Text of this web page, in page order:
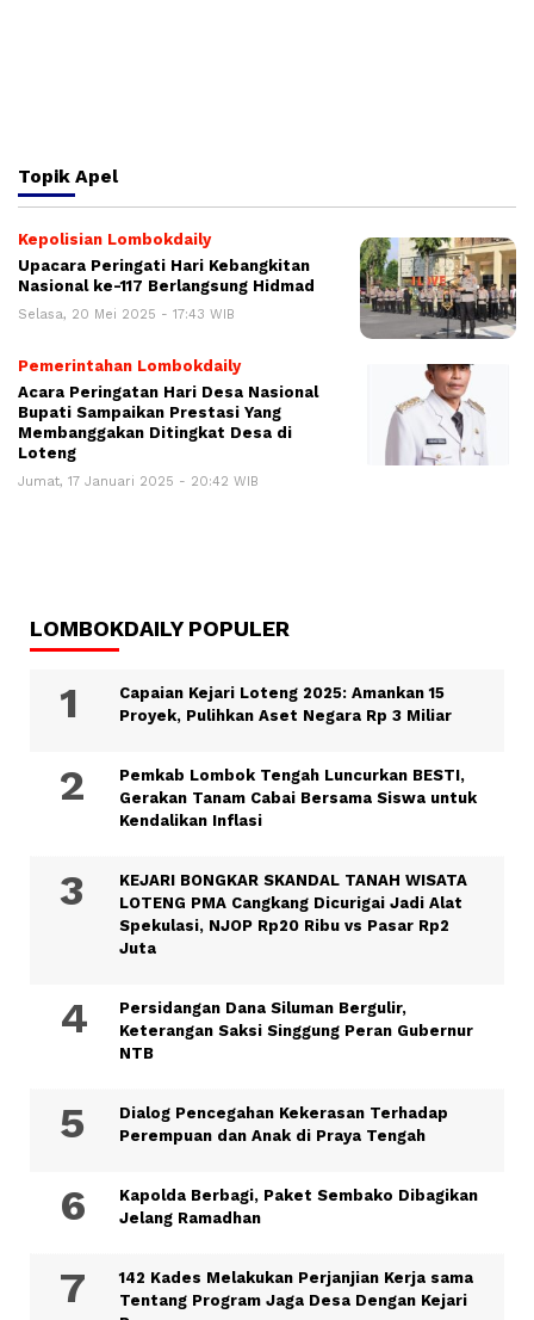
Topik Apel
Kepolisian Lombokdaily
Upacara Peringati Hari Kebangkitan
Nasional ke-117 Berlangsung Hidmad
Selasa, 20 Mei 2025 - 17:43 WIB
Pemerintahan Lombokdaily
Acara Peringatan Hari Desa Nasional
Bupati Sampaikan Prestasi Yang
Membanggakan Ditingkat Desa di
Loteng
Jumat, 17 Januari 2025 - 20:42 WIB
LOMBOKDAILY POPULER
Capaian Kejari Loteng 2025: Amankan 15
Proyek, Pulihkan Aset Negara Rp 3 Miliar
Pemkab Lombok Tengah Luncurkan BESTI,
Gerakan Tanam Cabai Bersama Siswa untuk
Kendalikan Inflasi
KEJARI BONGKAR SKANDAL TANAH WISATA
LOTENG PMA Cangkang Dicurigai Jadi Alat
Spekulasi, NJOP Rp20 Ribu vs Pasar Rp2
Juta
Persidangan Dana Siluman Bergulir,
Keterangan Saksi Singgung Peran Gubernur
NTB
Dialog Pencegahan Kekerasan Terhadap
Perempuan dan Anak di Praya Tengah
Kapolda Berbagi, Paket Sembako Dibagikan
Jelang Ramadhan
142 Kades Melakukan Perjanjian Kerja sama
Tentang Program Jaga Desa Dengan Kejari